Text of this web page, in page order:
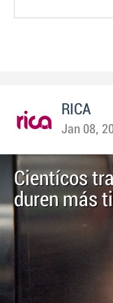
RICA
Jan 08,
Cientícos
duren más